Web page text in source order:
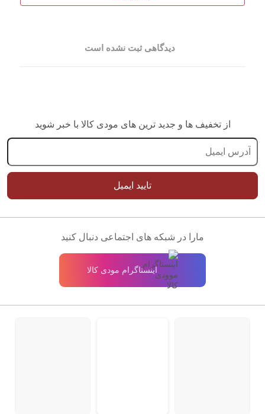
دیدگاهی ثبت نشده است
از تخفیف ها و جدید ترین های مودی کالا با خبر شوید
تایید ایمیل
مارا در شبکه های اجتماعی دنبال کنید
اینستاگرام مودی کالا